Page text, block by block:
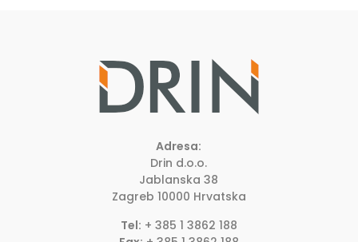
Adresa:
Drin d.o.o.
Jablanska 38
Zagreb 10000 Hrvatska
Tel: + 385 1 3862 188